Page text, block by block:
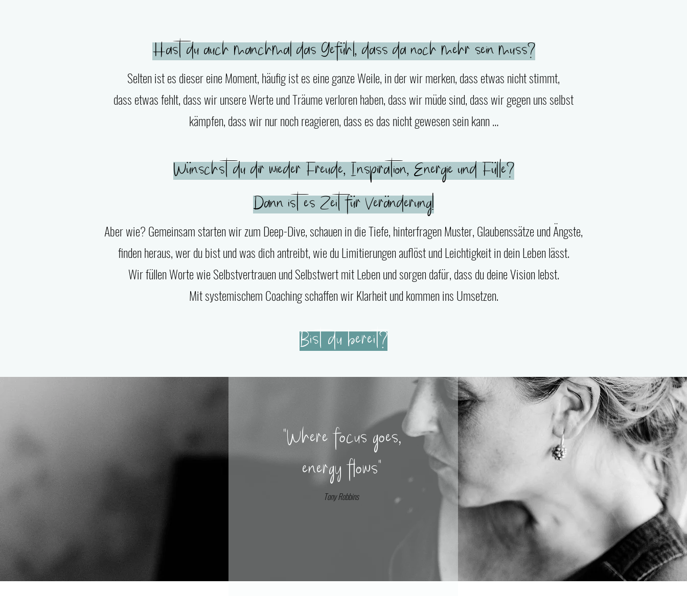
Hast du auch manchmal das Gefühl, dass da noch mehr sein muss?
Selten ist es dieser eine Moment, häufig ist es eine ganze Weile, in der wir merken, dass etwas nicht stimmt,
dass etwas fehlt, dass wir unsere Werte und Träume verloren haben, dass wir müde sind, dass wir gegen uns selbst
kämpfen, dass wir nur noch reagieren, dass es das nicht gewesen sein kann …
Wünschst du dir wieder Freude, Inspiration, Energie und Fülle?
Dann ist es Zeit für Veränderung!
Aber wie? Gemeinsam starten wir zum Deep-Dive, schauen in die Tiefe, hinterfragen Muster, Glaubenssätze und Ängste,
finden heraus, wer du bist und was dich antreibt, wie du Limitierungen auflöst und Leichtigkeit in dein Leben lässt.
Wir füllen Worte wie Selbstvertrauen und Selbstwert mit Leben und sorgen dafür, dass du deine Vision lebst.
Mit systemischem Coaching schaffen wir Klarheit und kommen ins Umsetzen.
Bist du bereit?
"Where focus goes,
energy flows"
Tony Robbins